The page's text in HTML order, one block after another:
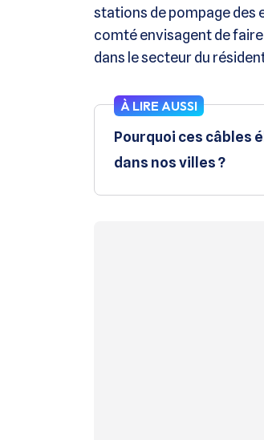
stations de pompage des
comté envisagent de
dans le secteur du
À LIRE AUSSI
Pourquoi ces câbles
dans nos villes ?